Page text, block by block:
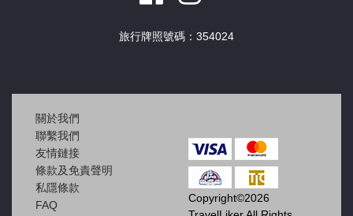
旅行牌照號碼：354024
關於我們
聯繫我們
友情鏈接
條款及免責聲明
私隱條款
FAQ
Copyright©2026